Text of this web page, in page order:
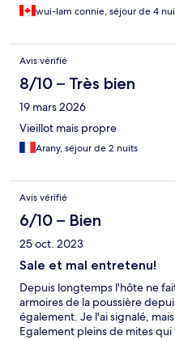
wui-lam connie, séjour de 4
Avis vérifié
8/10 – Très bien
19 mars 2026
Vieillot mais propre
Arany, séjour de 2 nuits
Avis vérifié
6/10 – Bien
25 oct. 2023
Sale et mal entretenu!
Depuis longtemps l'hôte ne
armoires de la poussière
également. Je l'ai signalé,
Egalement pleins de mites qui